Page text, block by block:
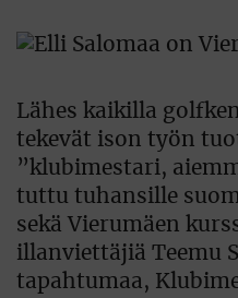
Lähes kaikilla
tekevät ison työn
”klubimestari,
tuttu tuhansille
sekä Vierumäen
illanviettäjiä Teemu
tapahtumaa,